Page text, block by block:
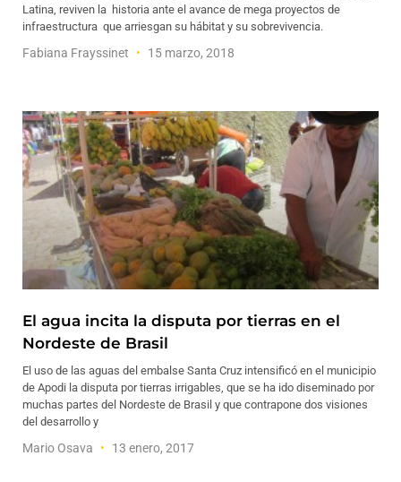
Latina, reviven la historia ante el avance de mega proyectos de
infraestructura que arriesgan su hábitat y su sobrevivencia.
Fabiana Frayssinet 15 marzo, 2018
El agua incita la disputa por tierras en el
Nordeste de Brasil
El uso de las aguas del embalse Santa Cruz intensificó en el municipio
de Apodi la disputa por tierras irrigables, que se ha ido diseminado por
muchas partes del Nordeste de Brasil y que contrapone dos visiones
del desarrollo y
Mario Osava 13 enero, 2017